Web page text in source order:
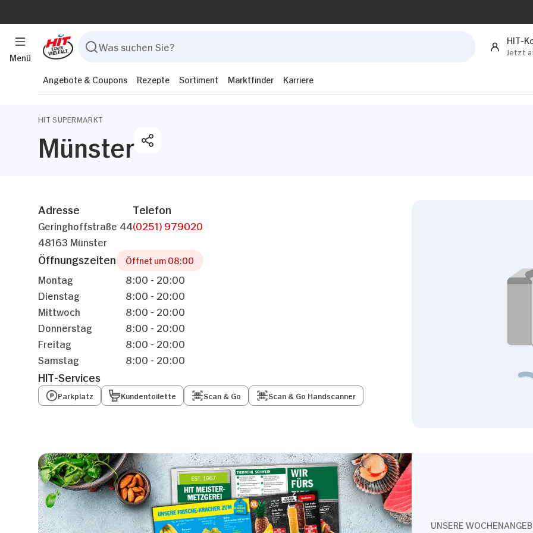
Menü
HIT-
Jetzt
Angebote & Coupons Rezepte Sortiment Marktfinder Karriere
HIT SUPERMARKT
Münster
Adresse
Geringhoffstraße 44
48163 Münster
Telefon
(0251) 979020
Öffnungszeiten Öffnet um 08:00
Montag
8:00 - 20:00
Dienstag
8:00 - 20:00
Mittwoch
8:00 - 20:00
Donnerstag
8:00 - 20:00
Freitag
8:00 - 20:00
Samstag
8:00 - 20:00
HIT-Services
Parkplatz Kundentoilette Scan & Go Scan & Go Handscanner
UNSERE